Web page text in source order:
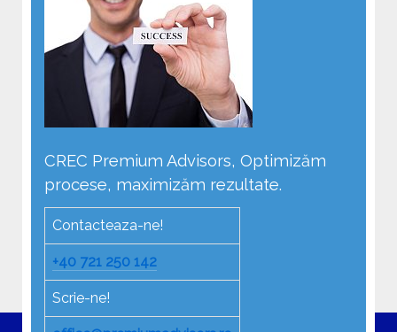
CREC Premium Advisors, Optimizăm
procese, maximizăm rezultate.
Contacteaza-ne!
+40 721 250 142
Scrie-ne!